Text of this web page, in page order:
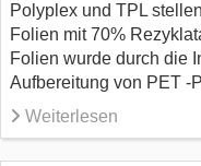
Polyplex und TPL
Folien mit 70%
Folien wurde durch die
Aufbereitung von PET -
Weiterlesen